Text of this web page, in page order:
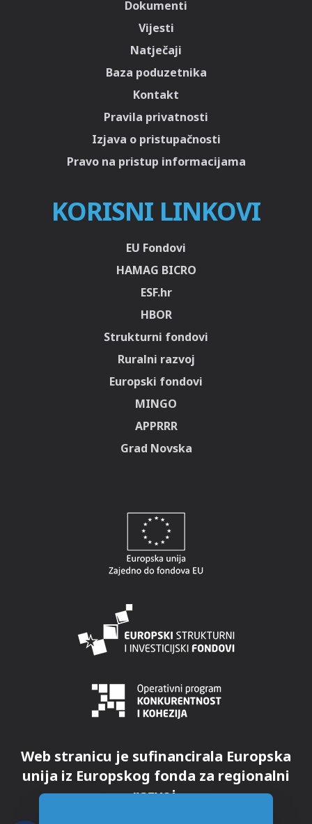
Dokumenti
Vijesti
Natječaji
Baza poduzetnika
Kontakt
Pravila privatnosti
Izjava o pristupačnosti
Pravo na pristup informacijama
KORISNI LINKOVI
EU Fondovi
HAMAG BICRO
ESF.hr
HBOR
Strukturni fondovi
Ruralni razvoj
Europski fondovi
MINGO
APPRRR
Grad Novska
Web stranicu je sufinancirala Europska
unija iz Europskog fonda za regionalni
razvoj.